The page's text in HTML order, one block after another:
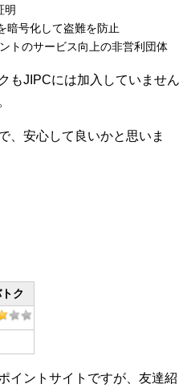
明
暗号化して盗難を防止
トのサービス向上の非営利団体
もJIPCには加入していません
、安心して良いかと思いま
ク
イントサイトですが、友達紹